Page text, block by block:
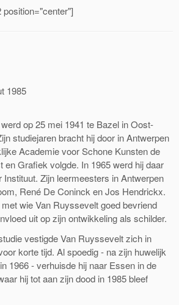
1985
op 25 mei 1941 te Bazel in Oost-
studiejaren bracht hij door in Antwerpen
Academie voor Schone Kunsten de
en Grafiek volgde. In 1965 werd hij daar
Instituut. Zijn leermeesters in Antwerpen
René De Coninck en Jos Hendrickx.
wie Van Ruyssevelt goed bevriend
uit op zijn ontwikkeling als schilder.
vestigde Van Ruyssevelt zich in
korte tijd. Al spoedig - na zijn huwelijk
1966 - verhuisde hij naar Essen in de
hij tot aan zijn dood in 1985 bleef